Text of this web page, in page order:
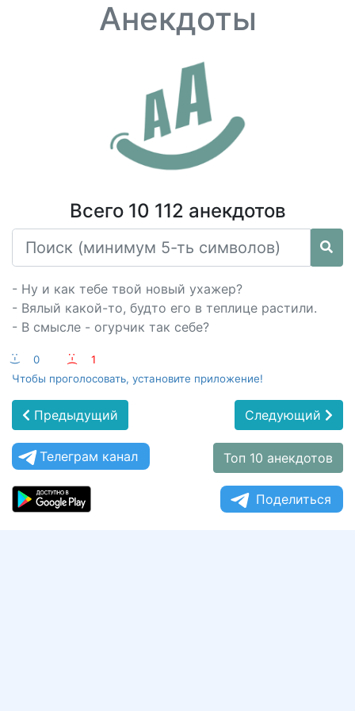
Анекдоты
Всего 10 112 анекдотов
- Ну и как тебе твой новый ухажер?
- Вялый какой-то, будто его в теплице растили.
- В смысле - огурчик так себе?
:-) 0 :-(
1
Чтобы проголосовать, установите приложение!
Предыдущий Следующий
Телеграм канал Топ 10 анекдотов
Поделиться